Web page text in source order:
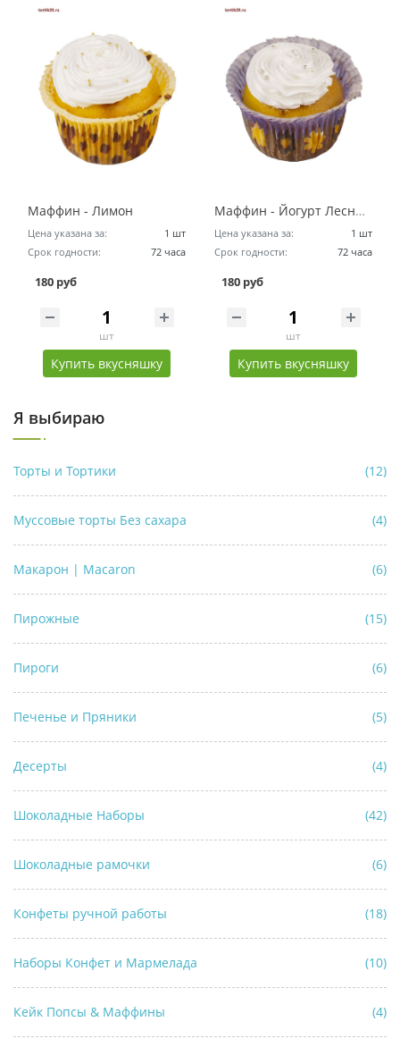
Маффин - Лимон
Цена указана за:
1 шт
Срок годности:
72 часа
180 руб
шт
Купить вкусняшку
Маффин - Йогурт Лесные Ягоды
Цена указана за:
1 шт
Срок годности:
72 часа
180 руб
шт
Купить вкусняшку
Я выбираю
Торты и Тортики (12)
Муссовые торты Без сахара (4)
Макарон | Macaron (6)
Пирожные (15)
Пироги (6)
Печенье и Пряники (5)
Десерты (4)
Шоколадные Наборы (42)
Шоколадные рамочки (6)
Конфеты ручной работы (18)
Наборы Конфет и Мармелада (10)
Кейк Попсы & Маффины (4)